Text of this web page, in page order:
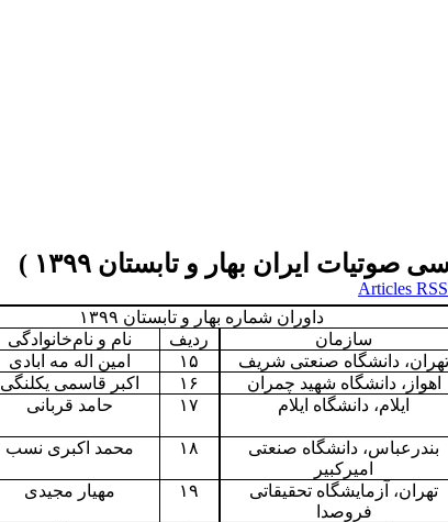
داوران شماره بهار و تابستان ۱۳۹۹
سازمان ردیف نام و نام‌خانوادگی
تهران، دانشگاه صنعتی شریف ۱۵ امین اله مه ابادی
اهواز، دانشگاه شهید چمران ۱۶ اکبر قاسمی یکلنگی
ایلام، دانشگاه ایلام ۱۷ حامد قربانی
بندرعباس، دانشگاه صنعتی
امیرکبیر
۱۸ محمد اکبری نسب
تهران، آزمایشگاه تحقیقاتی
فروصدا
۱۹ مهیار مجیدی